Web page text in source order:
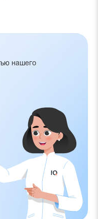
нашего